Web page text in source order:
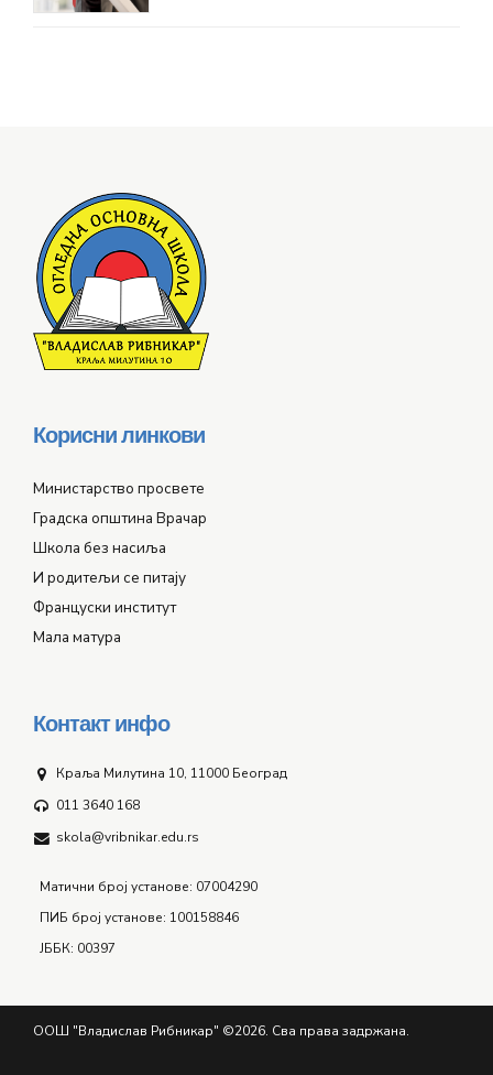
Корисни линкови
Министарство просвете
Градска општина Врачар
Школа без насиља
И родитељи се питају
Француски институт
Мала матура
Контакт инфо
Краља Милутина 10, 11000 Београд
011 3640 168
skola@vribnikar.edu.rs
Матични број установе: 07004290
ПИБ број установе: 100158846
ЈББК: 00397
ООШ "Владислав Рибникар" ©2026. Сва права задржана.